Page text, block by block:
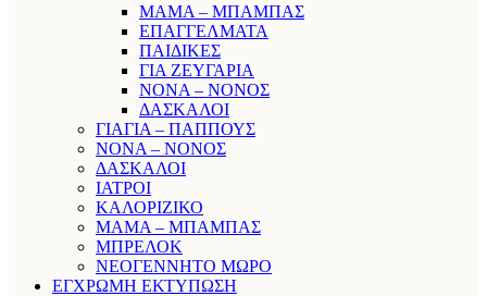
ΜΑΜΑ – ΜΠΑΜΠΑΣ
ΕΠΑΓΓΕΛΜΑΤΑ
ΠΑΙΔΙΚΕΣ
ΓΙΑ ΖΕΥΓΑΡΙΑ
ΝΟΝΑ – ΝΟΝΟΣ
ΔΑΣΚΑΛΟΙ
ΓΙΑΓΙΑ – ΠΑΠΠΟΥΣ
ΝΟΝΑ – ΝΟΝΟΣ
ΔΑΣΚΑΛΟΙ
ΙΑΤΡΟΙ
ΚΑΛΟΡΙΖΙΚΟ
ΜΑΜΑ – ΜΠΑΜΠΑΣ
ΜΠΡΕΛΟΚ
ΝΕΟΓΕΝΝΗΤΟ ΜΩΡΟ
ΕΓΧΡΩΜΗ ΕΚΤΥΠΩΣΗ